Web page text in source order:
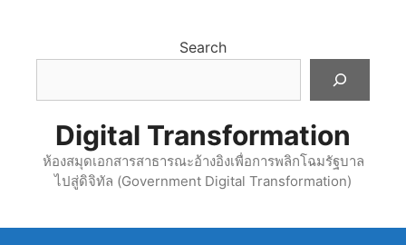
content
Search
Digital Transformation
ห้องสมุดเอกสารสาธารณะอ้างอิงเพื่อการพลิกโฉมรัฐบาล
ไปสู่ดิจิทัล (Government Digital Transformation)